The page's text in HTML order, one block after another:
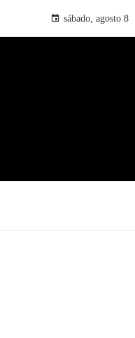
sábado, agosto 8